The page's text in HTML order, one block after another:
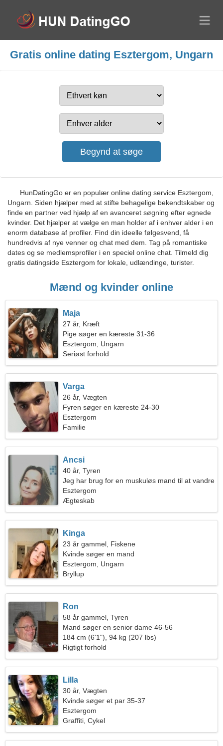
Gratis online dating Esztergom, Ungarn
HunDatingGo er en populær online dating service Esztergom,
Ungarn. Siden hjælper med at stifte behagelige bekendtskaber og
finde en partner ved hjælp af en avanceret søgning efter egnede
kvinder. Det hjælper at vælge en man holder af i enhver alder i en
enorm database af profiler. Find din ideelle følgesvend, få
hundredvis af nye venner og chat med dem. Tag på romantiske
dates og se medlemsprofiler i en speciel online chat. Tilmeld dig
gratis datingside Esztergom for lokale, udlændinge, turister.
Mænd og kvinder online
Maja
27 år, Kræft
Pige søger en kæreste 31-36
Esztergom, Ungarn
Seriøst forhold
Varga
26 år, Vægten
Fyren søger en kæreste 24-30
Esztergom
Familie
Ancsi
40 år, Tyren
Jeg har brug for en muskuløs mand til at vandre
sammen
Esztergom
Ægteskab
Kinga
23 år gammel, Fiskene
Kvinde søger en mand
Esztergom, Ungarn
Bryllup
Ron
58 år gammel, Tyren
Mand søger en senior dame 46-56
184 cm (6'1"), 94 kg (207 lbs)
Rigtigt forhold
Lilla
30 år, Vægten
Kvinde søger et par 35-37
Esztergom
Graffiti, Cykel